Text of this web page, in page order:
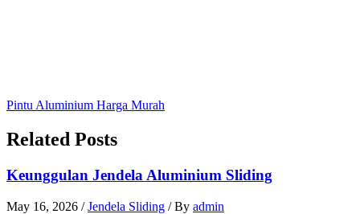
Pintu Aluminium Harga Murah
Related Posts
Keunggulan Jendela Aluminium Sliding
May 16, 2026 /Jendela Sliding / By admin